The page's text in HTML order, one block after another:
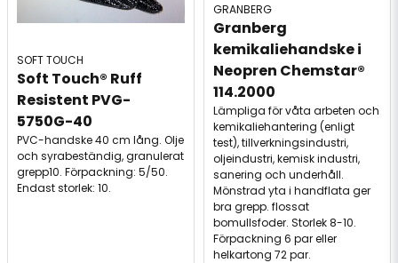
SOFT TOUCH
Soft Touch® Ruff
Resistent PVG-
5750G-40
PVC-handske 40 cm lång. Olje
och syrabeständig, granulerat
grepp10. Förpackning: 5/50.
Endast storlek: 10.
GRANBERG
Granberg
kemikaliehandske i
Neopren Chemstar®
114.2000
Lämpliga för våta arbeten och
kemikaliehantering (enligt
test), tillverkningsindustri,
oljeindustri, kemisk industri,
sanering och underhåll.
Mönstrad yta i handflata ger
bra grepp. flossat
bomullsfoder. Storlek 8-10.
Förpackning 6 par eller
helkartong 72 par.